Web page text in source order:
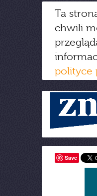
Ta
chwili
polityce
Save